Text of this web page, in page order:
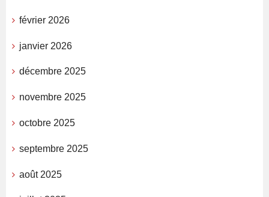
février 2026
janvier 2026
décembre 2025
novembre 2025
octobre 2025
septembre 2025
août 2025